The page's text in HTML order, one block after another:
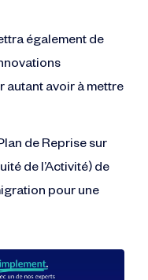
également de
autant avoir à mettre
de Reprise sur
de l’Activité) de
pour une